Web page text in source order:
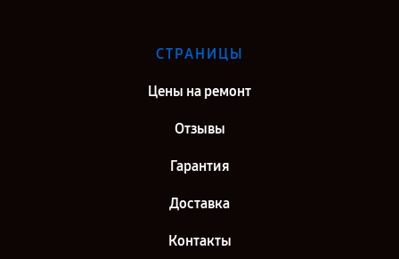
СТРАНИЦЫ
Цены на ремонт
Отзывы
Гарантия
Доставка
Контакты